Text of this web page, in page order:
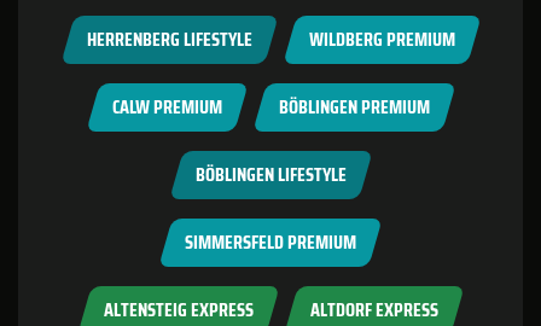
HERRENBERG LIFESTYLE WILDBERG PREMIUM
CALW PREMIUM BÖBLINGEN PREMIUM
BÖBLINGEN LIFESTYLE
SIMMERSFELD PREMIUM
ALTENSTEIG EXPRESS ALTDORF EXPRESS